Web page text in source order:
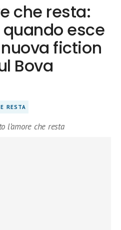
che resta:
esce
fiction
Bova
RESTA
l’amore che resta